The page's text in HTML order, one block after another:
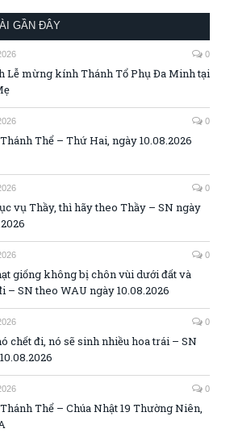
GẦN ĐÂY
0
Lễ mừng kính Thánh Tổ Phụ Đa Minh tại
0
Thể – Thứ Hai, ngày 10.08.2026
0
vụ Thầy, thì hãy theo Thầy – SN ngày
0
giống không bị chôn vùi dưới đất và
– SN theo WAU ngày 10.08.2026
0
chết đi, nó sẽ sinh nhiều hoa trái – SN
0
Thể – Chúa Nhật 19 Thường Niên,